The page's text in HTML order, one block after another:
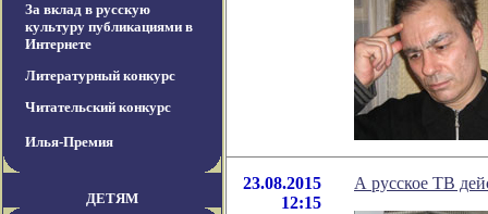
За вклад в русскую
культуру публикациями в
Интернете
Литературный конкурс
Читательский конкурс
Илья-Премия
ДЕТЯМ
23.08.2015
12:15
А русское ТВ